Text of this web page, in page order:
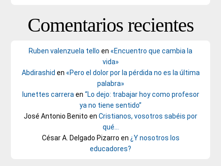
Comentarios recientes
Ruben valenzuela tello en «Encuentro que cambia la
vida»
Abdirashid en «Pero el dolor por la pérdida no es la última
palabra»
lunettes carrera en “Lo dejo: trabajar hoy como profesor
ya no tiene sentido”
José Antonio Benito en Cristianos, vosotros sabéis por
qué…
César A. Delgado Pizarro en ¿Y nosotros los
educadores?